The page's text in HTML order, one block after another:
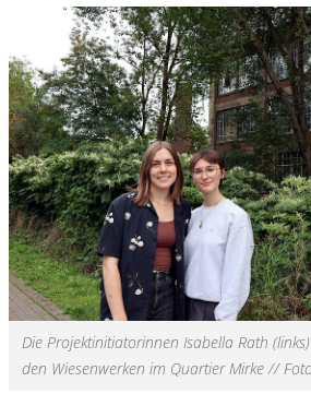
Die Projektinitiatorinnen Isabella Rath
den Wiesenwerken im Quartier Mirke //